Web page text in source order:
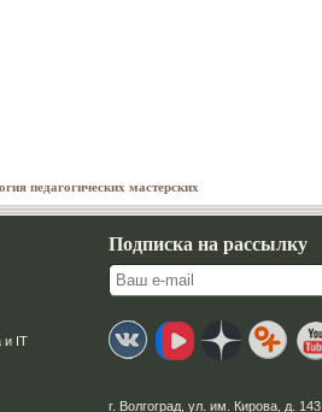
педагогических мастерских
и IT
Подписка на рассылку
г. Волгоград ул. им. Кирова, д. 143